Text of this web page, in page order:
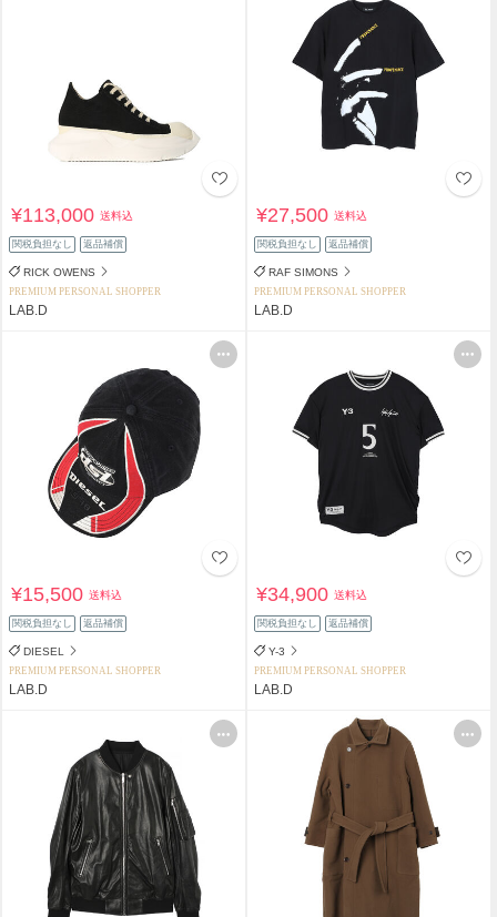
¥113,000送料込
関税負担なし 返品補償
RICK OWENS
PREMIUM PERSONAL SHOPPER
LAB.D
¥27,500送料込
関税負担なし 返品補償
RAF SIMONS
PREMIUM PERSONAL SHOPPER
LAB.D
¥15,500送料込
関税負担なし 返品補償
DIESEL
PREMIUM PERSONAL SHOPPER
LAB.D
¥34,900送料込
関税負担なし 返品補償
Y-3
PREMIUM PERSONAL SHOPPER
LAB.D